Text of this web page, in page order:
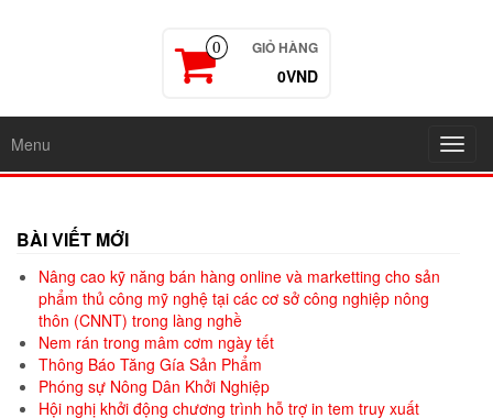
0 GIỎ HÀNG
0VND
Menu
BÀI VIẾT MỚI
Nâng cao kỹ năng bán hàng online và marketting cho sản
phẩm thủ công mỹ nghệ tại các cơ sở công nghiệp nông
thôn (CNNT) trong làng nghề
Nem rán trong mâm cơm ngày tết
Thông Báo Tăng Gía Sản Phẩm
Phóng sự Nông Dân Khởi Nghiệp
Hội nghị khởi động chương trình hỗ trợ in tem truy xuất